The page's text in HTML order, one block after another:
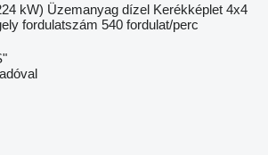
kW) Üzemanyag dízel Kerékképlet 4x4
fordulatszám 540 fordulat/perc